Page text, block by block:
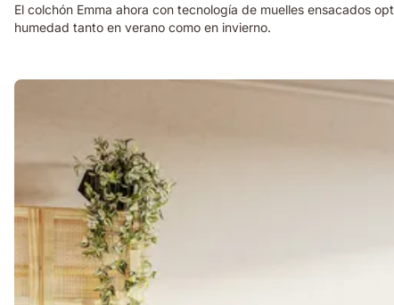
El colchón Emma ahora con tecnología de muelles ensacados
humedad tanto en verano como en invierno.